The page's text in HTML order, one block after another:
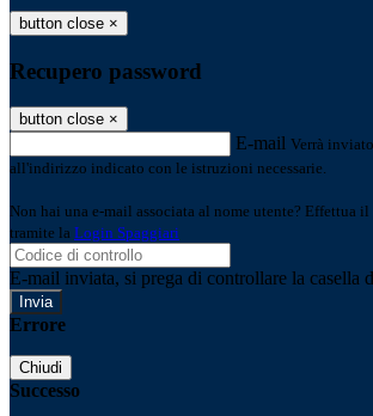
button close ×
Recupero password
button close ×
E-mail Verrà
all'indirizzo indicato con le istruzioni necessarie.
Non hai una e-mail associata al nome utente? Effettua il
tramite la Login Spaggiari
E-mail inviata, si prega di controllare la casella
Errore
Chiudi
Successo